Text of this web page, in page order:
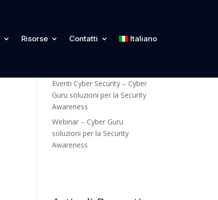
Risorse Contatti Italiano
Categorie
Eventi Cyber Security – Cyber
Guru soluzioni per la Security
Awareness
Webinar – Cyber Guru
soluzioni per la Security
Awareness